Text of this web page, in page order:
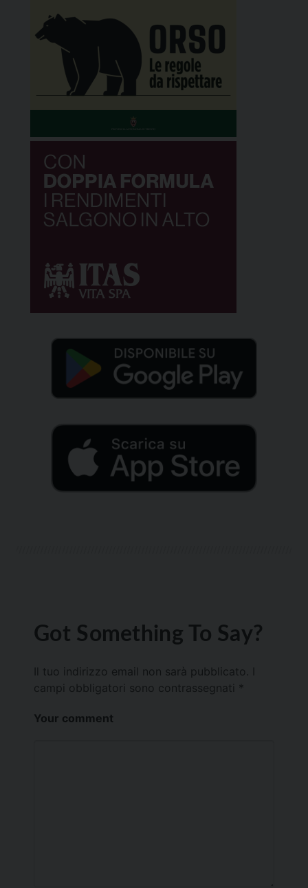
Got Something To Say?
Il tuo indirizzo email non sarà pubblicato.
campi obbligatori sono contrassegnati *
Your comment